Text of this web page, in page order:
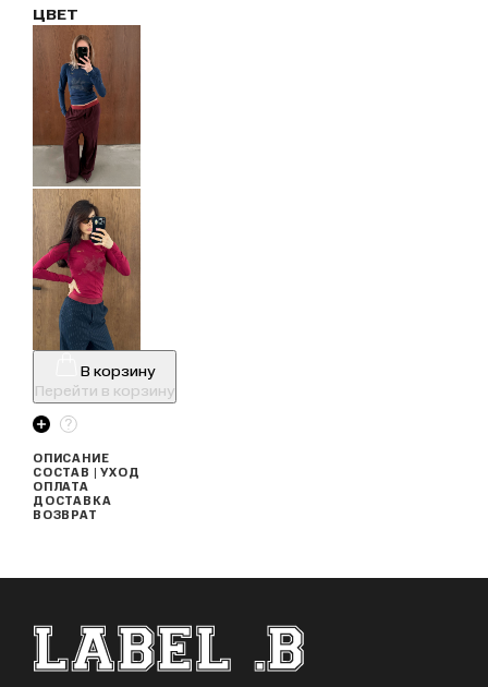
ЦВЕТ
В корзину
Перейти в корзину
ОПИСАНИЕ
СОСТАВ | УХОД
ОПЛАТА
ДОСТАВКА
ВОЗВРАТ
ФУТЕР САЙТА